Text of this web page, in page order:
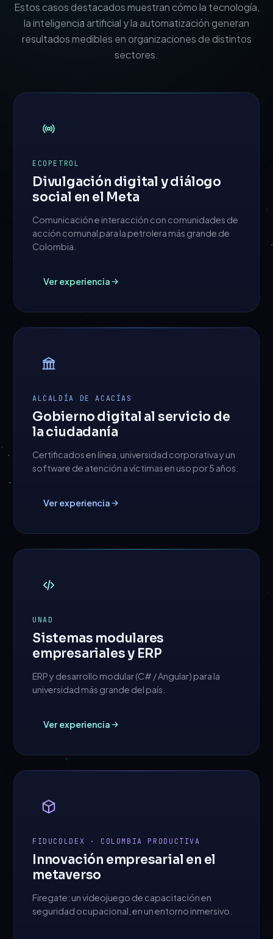
Estos casos destacados muestran cómo la tecnología,
la inteligencia artificial y la automatización generan
resultados medibles en organizaciones de distintos
sectores.
ECOPETROL
Divulgación digital y diálogo
social en el Meta
Comunicación e interacción con comunidades de
acción comunal para la petrolera más grande de
Colombia.
Ver experiencia
ALCALDÍA DE ACACÍAS
Gobierno digital al servicio de
la ciudadanía
Certificados en línea, universidad corporativa y un
software de atención a víctimas en uso por 5 años.
Ver experiencia
UNAD
Sistemas modulares
empresariales y ERP
ERP y desarrollo modular (C# / Angular) para la
universidad más grande del país.
Ver experiencia
FIDUCOLDEX · COLOMBIA PRODUCTIVA
Innovación empresarial en el
metaverso
Firegate: un videojuego de capacitación en
seguridad ocupacional, en un entorno inmersivo.